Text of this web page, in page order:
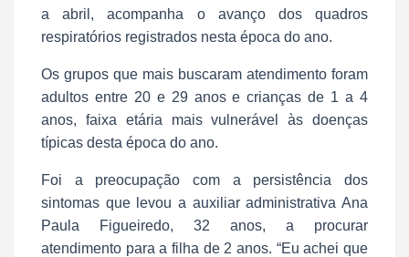
a abril, acompanha o avanço dos quadros
respiratórios registrados nesta época do ano.
Os grupos que mais buscaram atendimento foram
adultos entre 20 e 29 anos e crianças de 1 a 4
anos, faixa etária mais vulnerável às doenças
típicas desta época do ano.
Foi a preocupação com a persistência dos
sintomas que levou a auxiliar administrativa Ana
Paula Figueiredo, 32 anos, a procurar
atendimento para a filha de 2 anos. “Eu achei que